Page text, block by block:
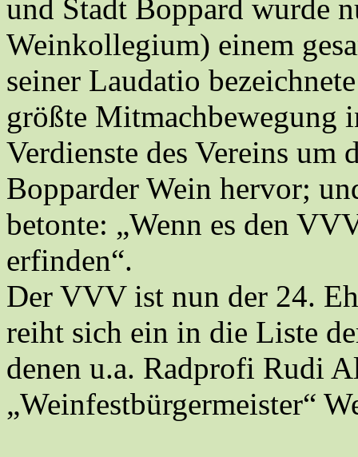
und Stadt Boppard wurde
Weinkollegium) einem
seiner Laudatio
größte Mitmachbewegung
Verdienste des Vereins um
Bopparder Wein hervor;
betonte: „Wenn es den
erfinden“.
Der VVV ist nun der 24.
reiht sich ein in die Liste
denen u.a. Radprofi Rudi
„Weinfestbürgermeister“